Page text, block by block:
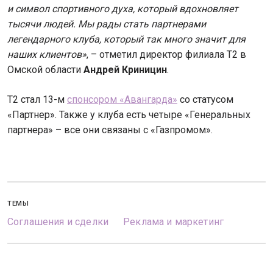
и символ спортивного духа, который вдохновляет
тысячи людей. Мы рады стать партнерами
легендарного клуба, который так много значит для
наших клиентов», – отметил директор филиала Т2 в
Омской области Андрей Криницин.
Т2 стал 13-м спонсором «Авангарда» со статусом
«Партнер». Также у клуба есть четыре «Генеральных
партнера» – все они связаны с «Газпромом».
ТЕМЫ
Соглашения и сделки Реклама и маркетинг